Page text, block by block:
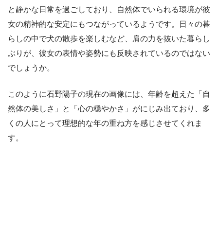
と静かな日常を過ごしており、自然体でいられる環境が彼
女の精神的な安定にもつながっているようです。日々の暮
らしの中で犬の散歩を楽しむなど、肩の力を抜いた暮らし
ぶりが、彼女の表情や姿勢にも反映されているのではない
でしょうか。
このように石野陽子の現在の画像には、年齢を超えた「自
然体の美しさ」と「心の穏やかさ」がにじみ出ており、多
くの人にとって理想的な年の重ね方を感じさせてくれま
す。